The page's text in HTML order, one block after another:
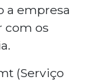
a empresa
com os
(Serviço